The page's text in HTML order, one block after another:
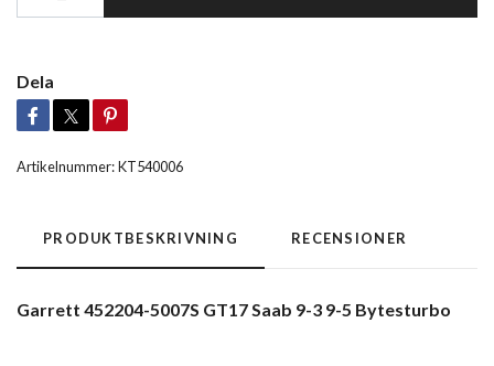
Dela
Artikelnummer:KT540006
PRODUKTBESKRIVNING RECENSIONER
Garrett 452204-5007S GT17 Saab 9-3 9-5 Bytesturbo